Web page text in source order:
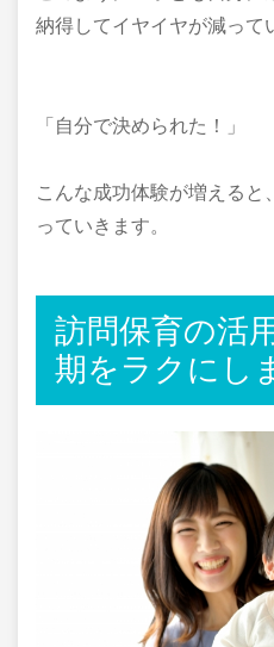
納得してイヤイヤが減って
「自分で決められた！」
こんな成功体験が増える
っていきます。
訪問保育の活
期をラクにし